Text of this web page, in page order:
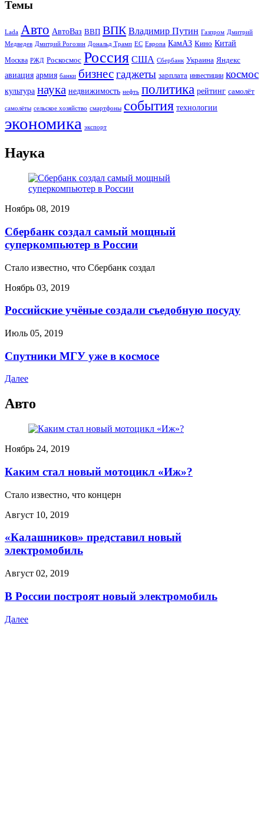
Темы
Lada Авто АвтоВаз ВВП ВПК Владимир Путин Газпром Дмитрий
Медведев Дмитрий Рогозин Дональд Трамп ЕС Европа КамАЗ Кино Китай
Москва РЖД Роскосмос Россия США Сбербанк Украина Яндекс
авиация армия банки бизнесгаджеты зарплата инвестиции космос
культура наука недвижимость нефть политика рейтинг самолёт
самолёты сельское хозяйство смартфоны события технологии
экономика экспорт
Наука
Ноябрь 08, 2019
Сбербанк создал самый мощный
суперкомпьютер в России
Стало известно, что Сбербанк создал
Ноябрь 03, 2019
Российские учёные создали съедобную посуду
Июль 05, 2019
Спутники МГУ уже в космосе
Далее
Авто
Ноябрь 24, 2019
Каким стал новый мотоцикл «Иж»?
Стало известно, что концерн
Август 10, 2019
«Калашников» представил новый
электромобиль
Август 02, 2019
В России построят новый электромобиль
Далее